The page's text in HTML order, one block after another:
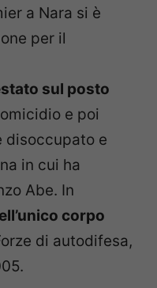
a Nara si è
per il
sul posto
e poi
disoccupato e
in cui ha
Abe. In
corpo
di autodifesa,